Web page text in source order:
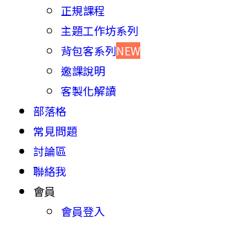
正規課程
主題工作坊系列
背包客系列NEW
邀課說明
客製化解讀
部落格
常見問題
討論區
聯絡我
會員
會員登入